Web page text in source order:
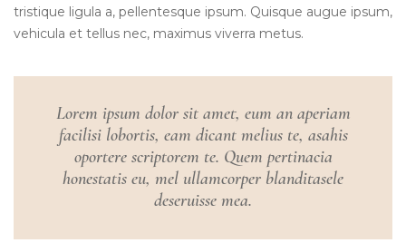
tristique ligula a, pellentesque ipsum. Quisque augue ipsum,
vehicula et tellus nec, maximus viverra metus.
Lorem ipsum dolor sit amet, eum an aperiam
facilisi lobortis, eam dicant melius te, asahis
oportere scriptorem te. Quem pertinacia
honestatis eu, mel ullamcorper blanditasele
deseruisse mea.